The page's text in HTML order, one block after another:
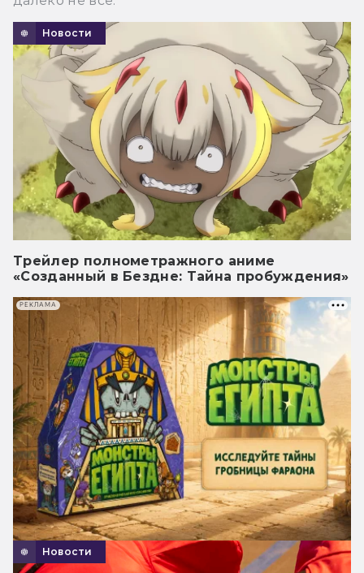
Новости
Трейлер полнометражного аниме
«Созданный в Бездне: Тайна пробуждения»
Новости
РЕКЛАМА